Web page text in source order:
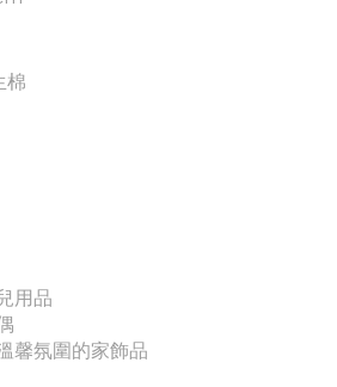
棉
用品
馨氛圍的家飾品